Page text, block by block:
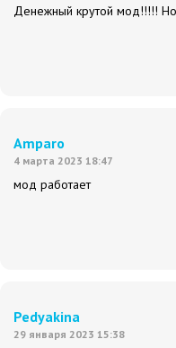
Денежный крутой мод!!!!!
Amparo
4 марта 2023 18:47
мод работает
Pedyakina
29 января 2023 15:38